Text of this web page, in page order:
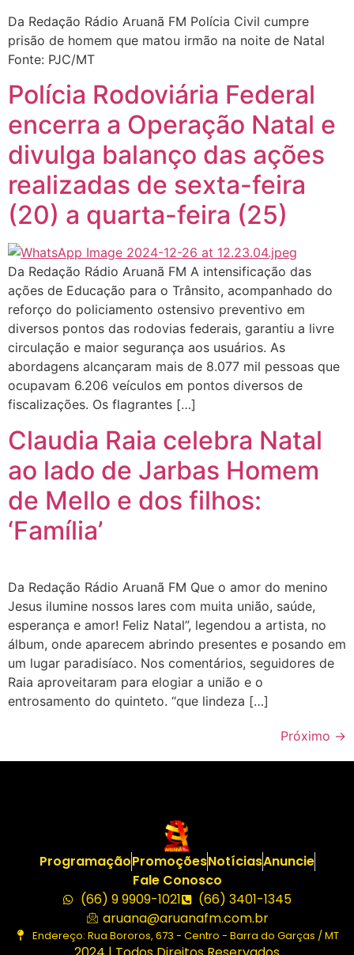
Da Redação Rádio Aruanã FM Polícia Civil cumpre
prisão de homem que matou irmão na noite de Natal
Fonte: PJC/MT
Polícia Rodoviária Federal
encerra a Operação Natal e
divulga balanço das ações
realizadas de sexta-feira
(20) a quarta-feira (25)
Da Redação Rádio Aruanã FM A intensificação das
ações de Educação para o Trânsito, acompanhado do
reforço do policiamento ostensivo preventivo em
diversos pontos das rodovias federais, garantiu a livre
circulação e maior segurança aos usuários. As
abordagens alcançaram mais de 8.077 mil pessoas que
ocupavam 6.206 veículos em pontos diversos de
fiscalizações. Os flagrantes […]
Claudia Raia celebra Natal
ao lado de Jarbas Homem
de Mello e dos filhos:
‘Família’
Da Redação Rádio Aruanã FM Que o amor do menino
Jesus ilumine nossos lares com muita união, saúde,
esperança e amor! Feliz Natal”, legendou a artista, no
álbum, onde aparecem abrindo presentes e posando em
um lugar paradisíaco. Nos comentários, seguidores de
Raia aproveitaram para elogiar a união e o
entrosamento do quinteto. “que lindeza […]
Próximo →
ProgramaçãoPromoçõesNotíciasAnuncie
Fale Conosco
(66) 9 9909-1021
(66) 3401-1345
aruana@aruanafm.com.br
Endereço: Rua Bororos, 673 - Centro - Barra do Garças / MT